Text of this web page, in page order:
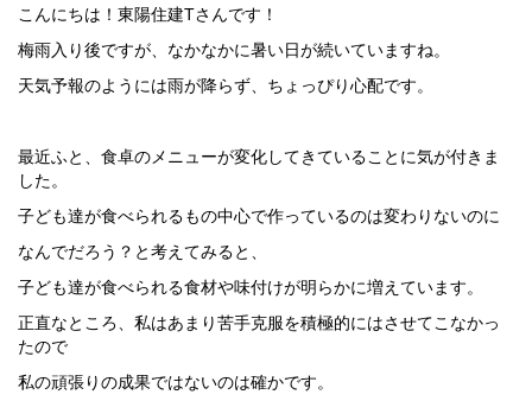
こんにちは！東陽住建Tさんです！
梅雨入り後ですが、なかなかに暑い日が続いていますね。
天気予報のようには雨が降らず、ちょっぴり心配です。
最近ふと、食卓のメニューが変化してきていることに気が付きま
した。
子ども達が食べられるもの中心で作っているのは変わりないのに
なんでだろう？と考えてみると、
子ども達が食べられる食材や味付けが明らかに増えています。
正直なところ、私はあまり苦手克服を積極的にはさせてこなかっ
たので
私の頑張りの成果ではないのは確かです。